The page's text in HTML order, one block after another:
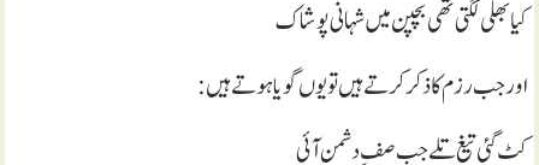
کیا بھلی لگتی تھی بچپن میں شہانی پوشاک
اور جب رزم کا ذکر کرتے ہیں تو یوں گویا ہو تے ہیں:
کٹ گئی تیغ تلے جب صفِ دشمن آئی